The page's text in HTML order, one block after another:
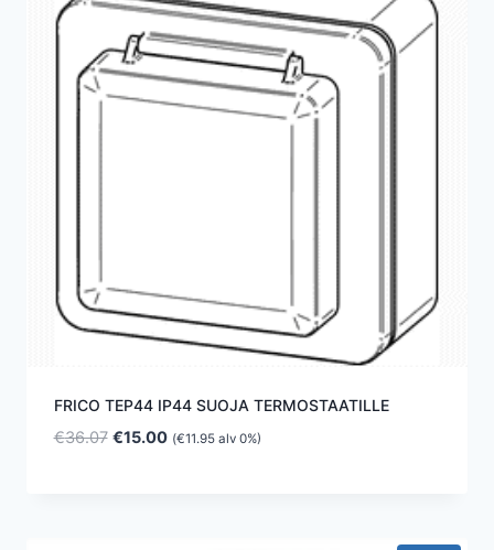
FRICO TEP44 IP44 SUOJA TERMOSTAATILLE
€36.07 Alkuperäinen
€15.00Nykyinen
(€11.95alv 0%)